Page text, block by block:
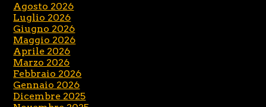
Agosto 2026
Luglio 2026
Giugno 2026
Maggio 2026
Aprile 2026
Marzo 2026
Febbraio 2026
Gennaio 2026
Dicembre 2025